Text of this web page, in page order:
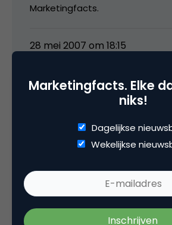
Marketingfacts.
28 mei 2007 om 18:15
Toevallig ben ik net deze week
contact op te nemen met
mijn weblog te wijzen en te
wellicht iets voor elkaar kunnen
Momenteel heb ik pas twee
Marketingfacts. Elke
niks!
Dagelijkse
Wekelijkse